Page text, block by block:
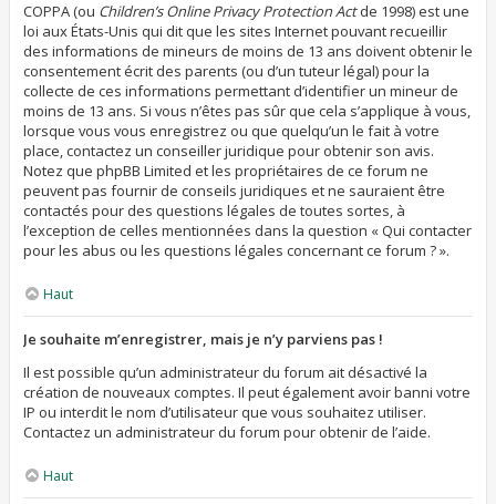
COPPA (ou Children’s Online Privacy Protection Actde 1998) est une
loi aux États-Unis qui dit que les sites Internet pouvant recueillir
des informations de mineurs de moins de 13 ans doivent obtenir le
consentement écrit des parents (ou d’un tuteur légal) pour la
collecte de ces informations permettant d’identifier un mineur de
moins de 13 ans. Si vous n’êtes pas sûr que cela s’applique à vous,
lorsque vous vous enregistrez ou que quelqu’un le fait à votre
place, contactez un conseiller juridique pour obtenir son avis.
Notez que phpBB Limited et les propriétaires de ce forum ne
peuvent pas fournir de conseils juridiques et ne sauraient être
contactés pour des questions légales de toutes sortes, à
l’exception de celles mentionnées dans la question « Qui contacter
pour les abus ou les questions légales concernant ce forum ? ».
Haut
Je souhaite m’enregistrer, mais je n’y parviens pas !
Il est possible qu’un administrateur du forum ait désactivé la
création de nouveaux comptes. Il peut également avoir banni votre
IP ou interdit le nom d’utilisateur que vous souhaitez utiliser.
Contactez un administrateur du forum pour obtenir de l’aide.
Haut